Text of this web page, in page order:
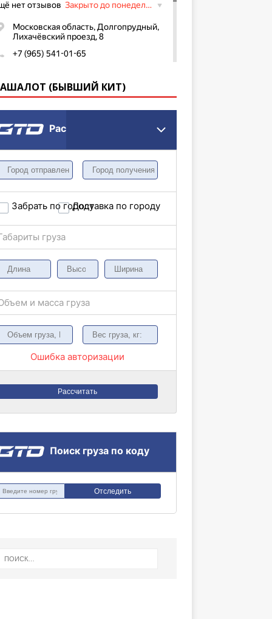
(БЫВШИЙ КИТ)
Расчет грузоперевозки
Забрать по городуДоставка по городу
груза
и масса груза
Ошибка авторизации
Рассчитать
Поиск груза по коду
Отследить